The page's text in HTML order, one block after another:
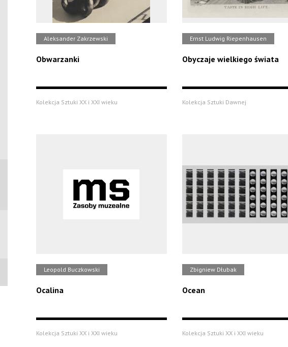
Aleksander Zakrzewski
Obwarzanki
Kolekcja Sztuki XX i XXI wieku
Ernst Ludwig Riepenhausen
Obyczaje wielkiego świata
Kolekcja Sztuki Dawnej
Leopold Buczkowski
Ocalina
Kolekcja Sztuki XX i XXI wieku
Zbigniew Dłubak
Ocean
Kolekcja Sztuki XX i XXI wieku